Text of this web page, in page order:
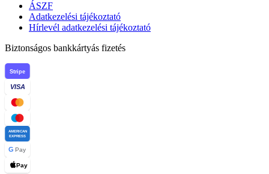
ÁSZF
Adatkezelési tájékoztató
Hírlevél adatkezelési tájékoztató
Biztonságos bankkártyás fizetés
Stripe
VISA
AMERICAN
EXPRESS
G Pay
Pay